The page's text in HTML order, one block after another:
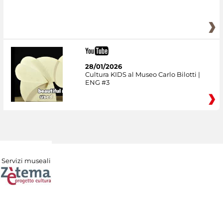
28/01/2026
Cultura KIDS al Museo Carlo Bilotti |
ENG #3
Servizi museali